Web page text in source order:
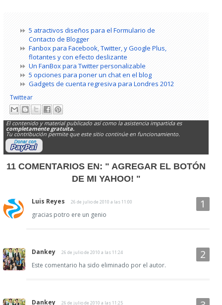
5 atractivos diseños para el Formulario de
Contacto de Blogger
Fanbox para Facebook, Twitter, y Google Plus,
flotantes y con efecto deslizante
Un FanBox para Twitter personalizable
5 opciones para poner un chat en el blog
Gadgets de cuenta regresiva para Londres 2012
Twittear
El contenido y material publicado así como la asistencia impartida es
completamente gratuita.
Tu contribución permite que este sitio continúe en funcionamiento.
11 COMENTARIOS EN: " AGREGAR EL BOTÓN
DE MI YAHOO! "
Luis Reyes 26 de julio de 2010 a las 11:00
gracias potro ere un genio
Dankey 26 de julio de 2010 a las 11:24
Este comentario ha sido eliminado por el autor.
Dankey 26 de julio de 2010 a las 11:25